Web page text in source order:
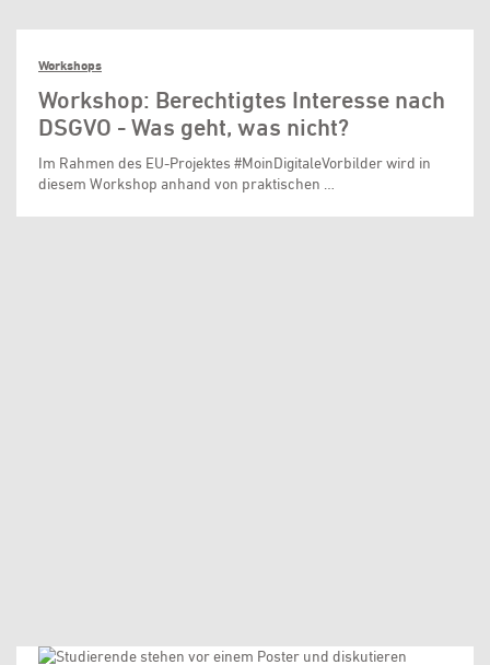
Workshops
Workshop: Berechtigtes Interesse nach
DSGVO - Was geht, was nicht?
Im Rahmen des EU-Projektes #MoinDigitaleVorbilder wird in
diesem Workshop anhand von praktischen …